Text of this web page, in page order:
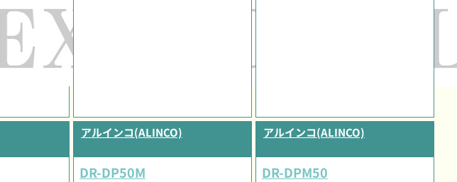
アルインコ(ALINCO)
DR-DP50M
アルインコ(ALINCO)
DR-DPM50